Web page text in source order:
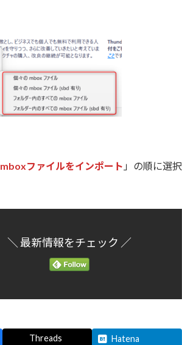
mboxファイルをインポート 」の順に選択
＼ 最新情報をチェック ／
Threads Hatena